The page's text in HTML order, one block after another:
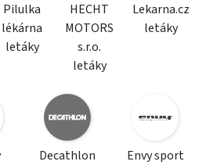
Pilulka
lékárna
letáky
HECHT
MOTORS
s.r.o.
letáky
Lekarna.cz
letáky
Decathlon
Envy sport